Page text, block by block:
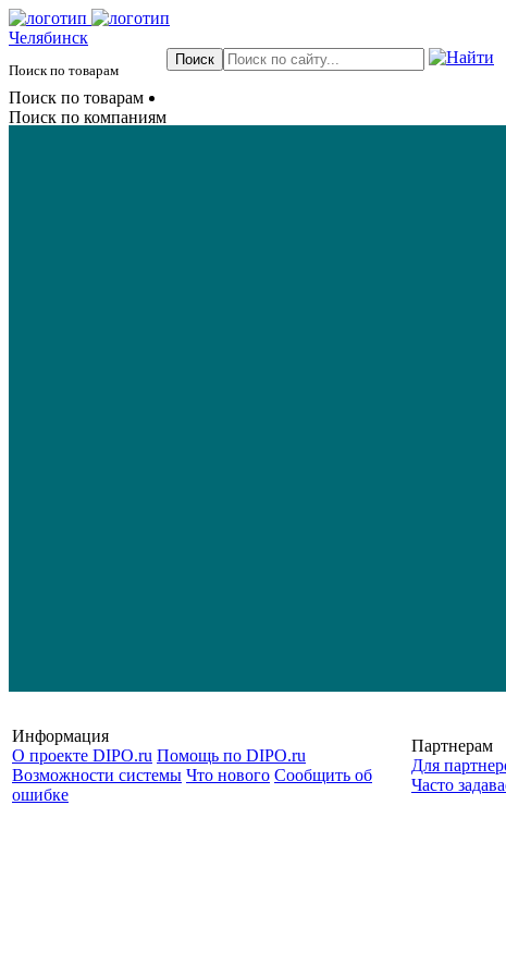
Челябинск
Поиск по товарам
Поиск по товарам
Поиск по компаниям
Информация
О проекте DIPO.ru Помощь по DIPO.ru
Возможности системы Что нового Сообщить об
ошибке
Партнерам
Для
Часто